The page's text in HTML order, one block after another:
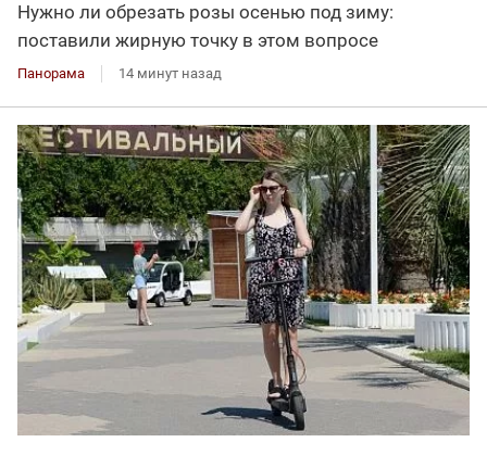
Нужно ли обрезать розы осенью под зиму:
поставили жирную точку в этом вопросе
Панорама 14 минут назад